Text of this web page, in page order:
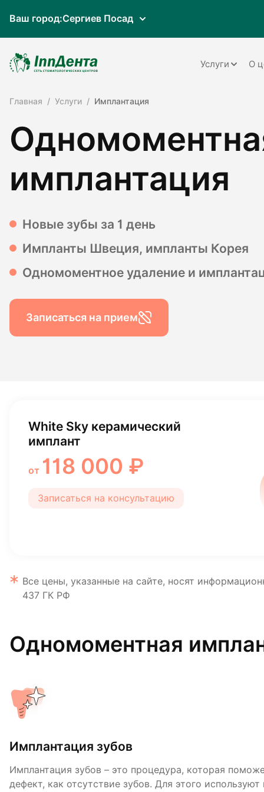
Ваш город:Сергиев Посад
Услуги
Ортодонтия
Детская
Гигиена
О
Главная Услуги Имплантация
имплантация
Новые зубы за 1 день
Импланты Швеция, импланты Корея
Одномоментное удаление и
Записаться на прием
White Sky керамический
имплант
от 118 000 ₽
Записаться на консультацию
Все цены, указанные на сайте, носят
437 ГК РФ
Одномоментная
Имплантация зубов
Имплантация зубов – это процедура, которая
дефект, как отсутствие зубов. Для этого
Современные материалы
Теперь не нужно обтачивать соседние зубы, чтобы
полной адентии возможно применение несъемных
Внимание и диагностика
Мы уделяем большое внимание подготовке
первичной конструкции вы сможете пройти все